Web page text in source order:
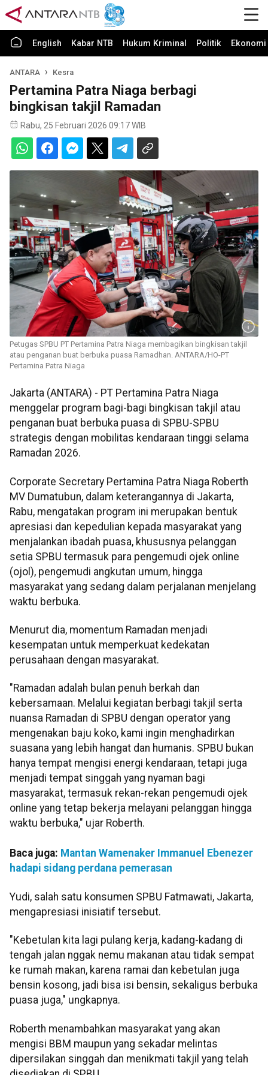
English Kabar NTB Hukum Kriminal Politik
ANTARA Kesra
Pertamina Patra Niaga berbagi
bingkisan takjil Ramadan
Rabu, 25 Februari 2026 09:17 WIB
Petugas SPBU PT Pertamina Patra Niaga membagikan bingkisan takjil
atau penganan buat berbuka puasa Ramadhan. ANTARA/HO-PT
Pertamina Patra Niaga
Jakarta (ANTARA) - PT Pertamina Patra Niaga
menggelar program bagi-bagi bingkisan takjil atau
penganan buat berbuka puasa di SPBU-SPBU
strategis dengan mobilitas kendaraan tinggi selama
Ramadan 2026.
Corporate Secretary Pertamina Patra Niaga Roberth
MV Dumatubun, dalam keterangannya di Jakarta,
Rabu, mengatakan program ini merupakan bentuk
apresiasi dan kepedulian kepada masyarakat yang
menjalankan ibadah puasa, khususnya pelanggan
setia SPBU termasuk para pengemudi ojek online
(ojol), pengemudi angkutan umum, hingga
masyarakat yang sedang dalam perjalanan menjelang
waktu berbuka.
Menurut dia, momentum Ramadan menjadi
kesempatan untuk memperkuat kedekatan
perusahaan dengan masyarakat.
"Ramadan adalah bulan penuh berkah dan
kebersamaan. Melalui kegiatan berbagi takjil serta
nuansa Ramadan di SPBU dengan operator yang
mengenakan baju koko, kami ingin menghadirkan
suasana yang lebih hangat dan humanis. SPBU bukan
hanya tempat mengisi energi kendaraan, tetapi juga
menjadi tempat singgah yang nyaman bagi
masyarakat, termasuk rekan-rekan pengemudi ojek
online yang tetap bekerja melayani pelanggan hingga
waktu berbuka," ujar Roberth.
Baca juga: Mantan Wamenaker Immanuel Ebenezer
hadapi sidang perdana pemerasan
Yudi, salah satu konsumen SPBU Fatmawati, Jakarta,
mengapresiasi inisiatif tersebut.
"Kebetulan kita lagi pulang kerja, kadang-kadang di
tengah jalan nggak nemu makanan atau tidak sempat
ke rumah makan, karena ramai dan kebetulan juga
bensin kosong, jadi bisa isi bensin, sekaligus berbuka
puasa juga," ungkapnya.
Roberth menambahkan masyarakat yang akan
mengisi BBM maupun yang sekadar melintas
dipersilakan singgah dan menikmati takjil yang telah